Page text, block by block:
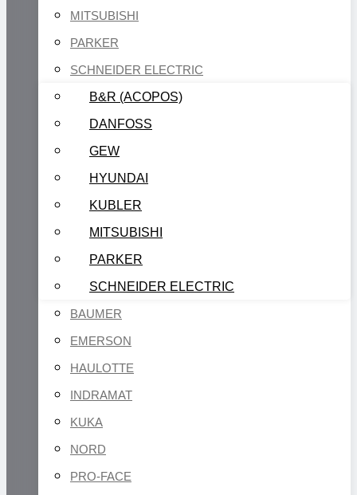
MITSUBISHI
PARKER
SCHNEIDER ELECTRIC
B&R (ACOPOS)
DANFOSS
GEW
HYUNDAI
KUBLER
MITSUBISHI
PARKER
SCHNEIDER ELECTRIC
BAUMER
EMERSON
HAULOTTE
INDRAMAT
KUKA
NORD
PRO-FACE